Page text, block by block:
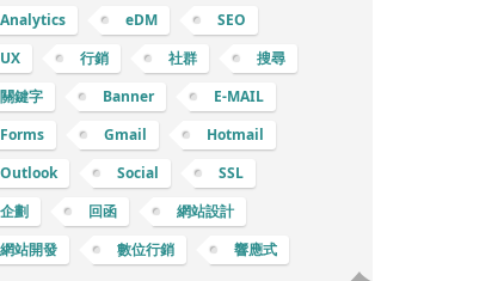
中心，核心架構可以包含： 優化使用者體
：網站設計：創建易於導航、反應靈
訊息清晰的網站設計，讓使用者能夠輕鬆
所需訊息。行動優化：確保網站在不同裝
都能良好運行，尤其是行動裝置，提供優
行動使用者體驗。 優質內容：部落格和內
銷：在網站上設置部落格或資源頁面，提
價值的內容，包括文章、指南、白皮書
吸引並保留使用者。
Analytics eDM
SEO
UX
行銷 社群
搜尋
關鍵字
Banner
E-MAIL
Forms
Gmail
Hotmail
Outlook
Social
SSL
企劃
回函
網站設計
網站開發
數位行銷 響應式